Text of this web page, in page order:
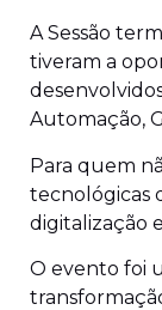
A Sessão
tiveram a
Automação,
Para quem
tecnológicas
digitalização
O evento foi